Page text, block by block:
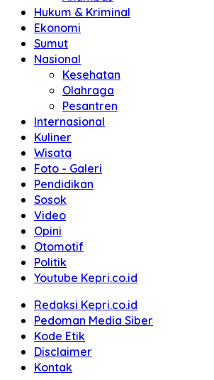
Hukum & Kriminal
Ekonomi
Sumut
Nasional
Kesehatan
Olahraga
Pesantren
Internasional
Kuliner
Wisata
Foto - Galeri
Pendidikan
Sosok
Video
Opini
Otomotif
Politik
Youtube Kepri.co.id
Redaksi Kepri.co.id
Pedoman Media Siber
Kode Etik
Disclaimer
Kontak